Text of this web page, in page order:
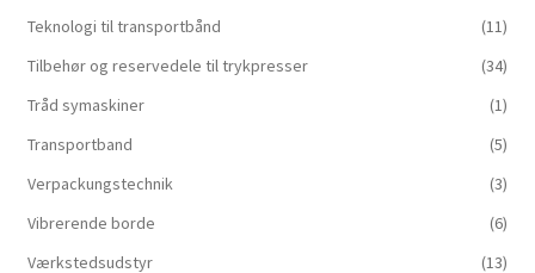
Teknologi til transportbånd
(11)
Tilbehør og reservedele til trykpresser
(34)
Tråd symaskiner
(1)
Transportband
(5)
Verpackungstechnik
(3)
Vibrerende borde
(6)
Værkstedsudstyr
(13)